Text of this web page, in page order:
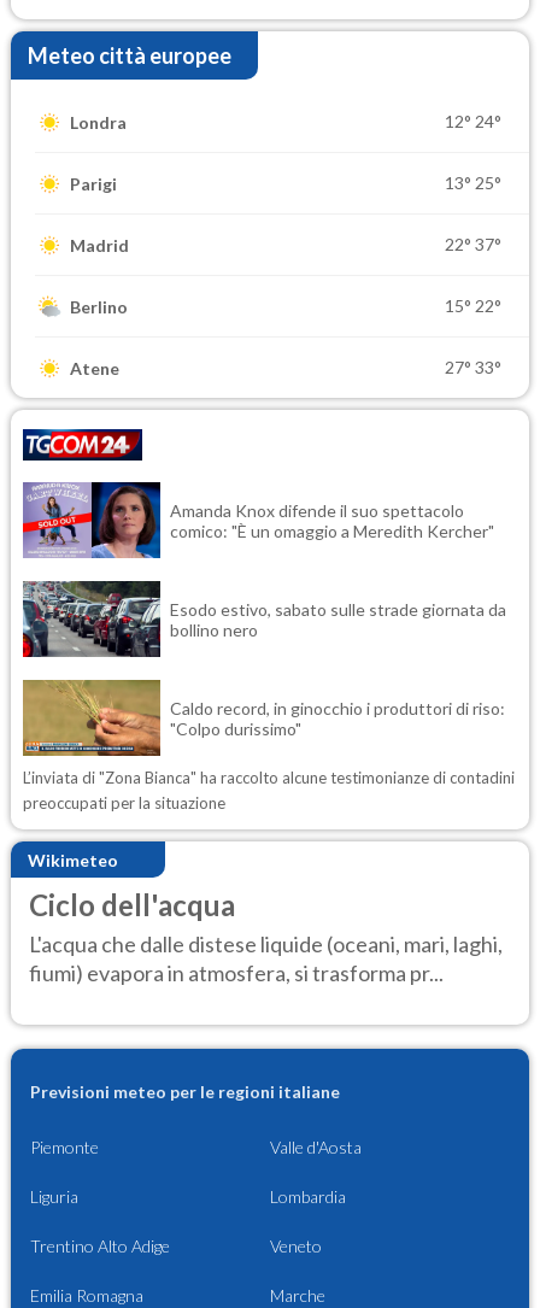
Meteo città europee
Londra 12° 24°
Parigi 13° 25°
Madrid 22° 37°
Berlino 15° 22°
Atene 27° 33°
Amanda Knox difende il suo spettacolo
comico: "È un omaggio a Meredith Kercher"
Esodo estivo, sabato sulle strade giornata da
bollino nero
Caldo record, in ginocchio i produttori di riso:
"Colpo durissimo"
L’inviata di "Zona Bianca" ha raccolto alcune testimonianze di contadini
preoccupati per la situazione
Wikimeteo
Ciclo dell'acqua
L'acqua che dalle distese liquide (oceani, mari, laghi,
fiumi) evapora in atmosfera, si trasforma pr...
Previsioni meteo per le regioni italiane
Piemonte Valle d'Aosta
Liguria Lombardia
Trentino Alto Adige Veneto
Emilia Romagna Marche